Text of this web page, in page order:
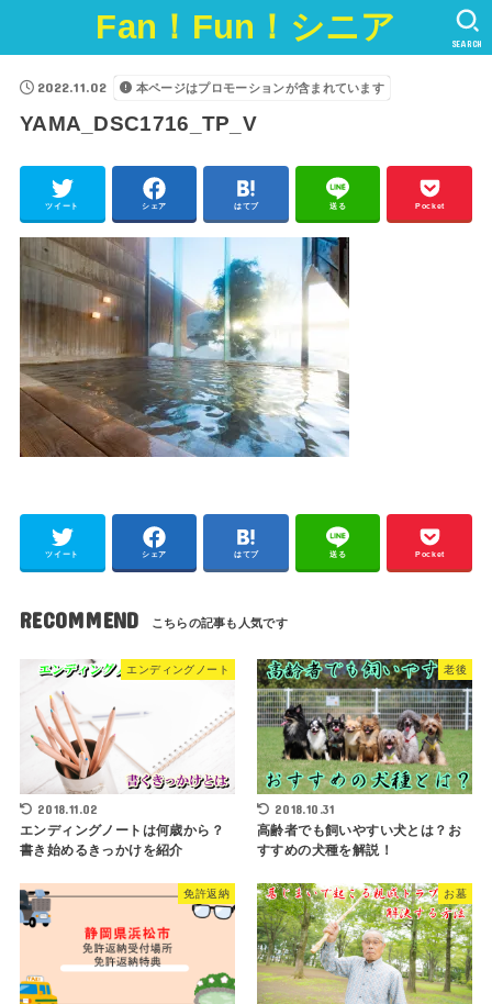
Fan！Fun！シニア SEARCH
2022.11.02 本ページはプロモーションが含まれています
YAMA_DSC1716_TP_V
ツイート シェア はてブ 送る Pocket
ツイート シェア はてブ 送る Pocket
RECOMMEND
エンディングノート
2018.11.02
エンディングノートは何歳から？
書き始めるきっかけを紹介
老後
2018.10.31
高齢者でも飼いやすい犬とは？お
すすめの犬種を解説！
免許返納 お墓